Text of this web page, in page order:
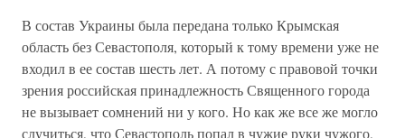
В состав Украины была передана только Крымская
область без Севастополя, который к тому времени уже не
входил в ее состав шесть лет. А потому с правовой точки
зрения российская принадлежность Священного города
не вызывает сомнений ни у кого. Но как же все же могло
случиться, что Севастополь попал в чужие руки чужого,